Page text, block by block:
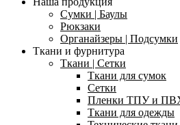
Сумки | Баулы
Рюкзаки
Органайзеры | Подсумки
Ткани и фурнитура
Ткани | Сетки
Ткани для сумок
Сетки
Пленки ТПУ и
Ткани для одежды